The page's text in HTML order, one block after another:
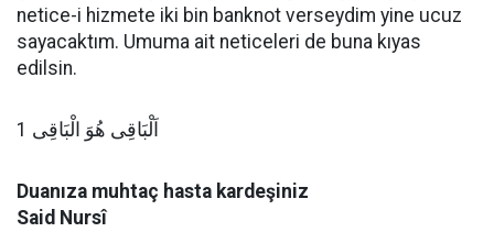
netice-i hizmete iki bin banknot verseydim yine ucuz
sayacaktım. Umuma ait neticeleri de buna kıyas
edilsin.
اَلْبَاقِى هُوَ الْبَاقِى 1
Duanıza muhtaç hasta kardeşiniz
Said Nursî